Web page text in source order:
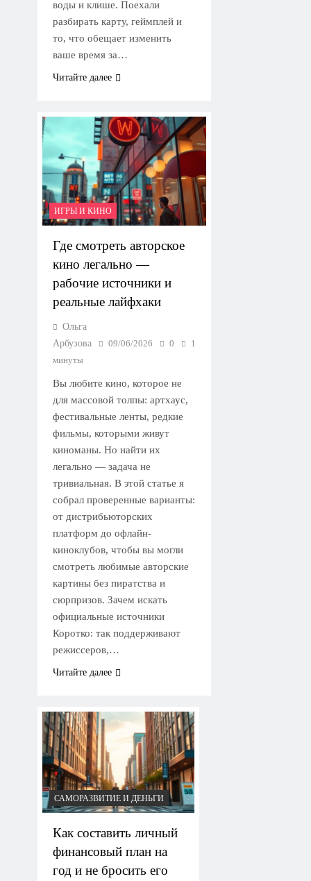
воды и клише. Поехали
разбирать карту, геймплей и
то, что обещает изменить
ваше время за…
Читайте далее
ИГРЫ И КИНО
Где смотреть авторское
кино легально —
рабочие источники и
реальные лайфхаки
Ольга
Арбузова
09/06/2026 0
1
минуты
Вы любите кино, которое не
для массовой толпы: артхаус,
фестивальные ленты, редкие
фильмы, которыми живут
киноманы. Но найти их
легально — задача не
тривиальная. В этой статье я
собрал проверенные варианты:
от дистрибьюторских
платформ до офлайн-
киноклубов, чтобы вы могли
смотреть любимые авторские
картины без пиратства и
сюрпризов. Зачем искать
официальные источники
Коротко: так поддерживают
режиссеров,…
Читайте далее
САМОРАЗВИТИЕ И ДЕНЬГИ
Как составить личный
финансовый план на
год и не бросить его